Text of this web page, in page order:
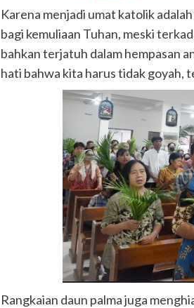
Karena menjadi umat katolik
bagi kemuliaan Tuhan, meski
bahkan terjatuh dalam hempasan
hati bahwa kita harus tidak goyah,
Rangkaian daun palma juga